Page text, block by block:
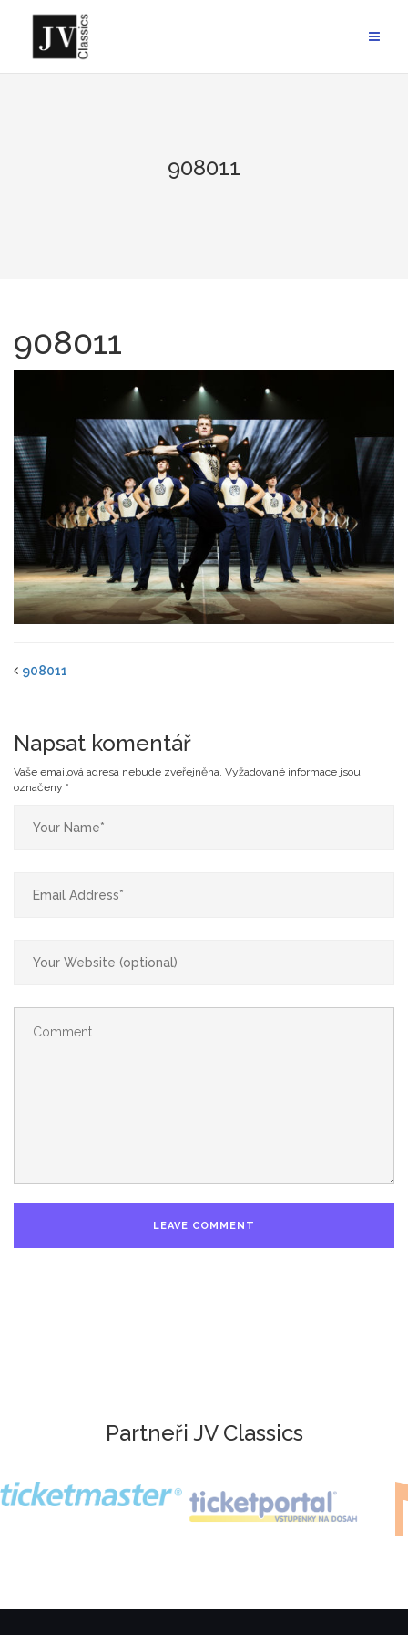
content
908011
908011
908011
Napsat komentář
Vaše emailová adresa nebude zveřejněna. Vyžadované informace jsou
označeny *
Partneři JV Classics